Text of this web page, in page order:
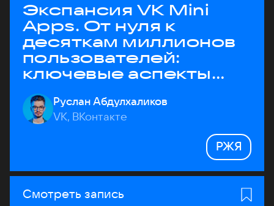
Экспансия VK Mini
Apps. От нуля к
десяткам миллионов
пользователей:
ключевые аспекты
архитектуры
Руслан Абдулхаликов
VK, ВКонтакте
РЖЯ
Смотреть запись